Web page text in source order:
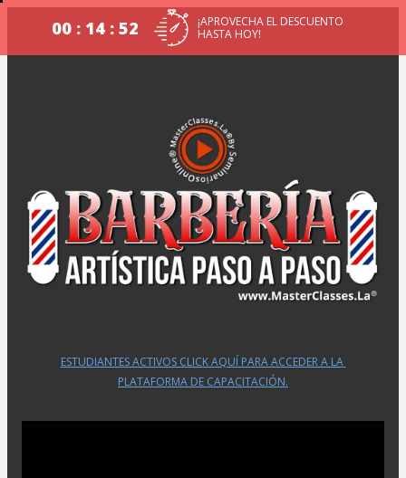
00 : 14 : 51
¡APROVECHA EL DESCUENTO
HASTA HOY!
ESTUDIANTES ACTIVOS CLICK AQUÍ PARA ACCEDER A LA
PLATAFORMA DE CAPACITACIÓN.